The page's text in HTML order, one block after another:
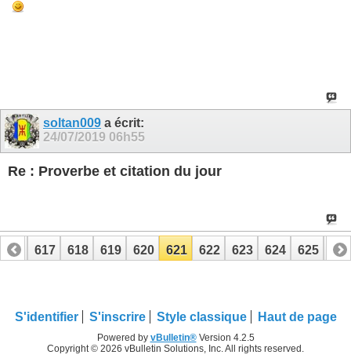
soltan009 a écrit:
24/07/2019 06h55
Re : Proverbe et citation du jour
616 617 618 619 620 621 622 623 624 625 626
S'identifier S'inscrire Style classique Haut de page
Powered by vBulletin®Version 4.2.5
Copyright © 2026 vBulletin Solutions, Inc. All rights reserved.